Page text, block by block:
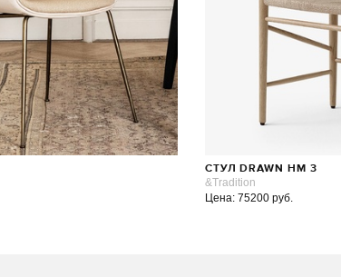
СТУЛ DRAWN HM 3
&Tradition
Цена: 75200 руб.